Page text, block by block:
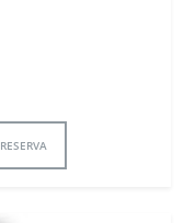
RESERVA